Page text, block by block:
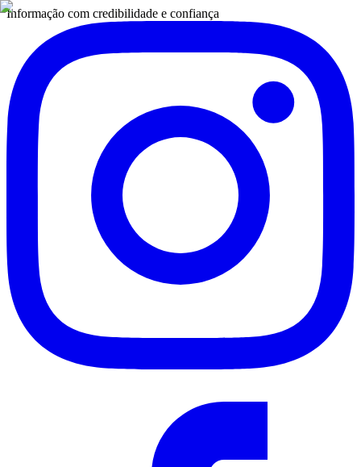
Informação com credibilidade e confiança